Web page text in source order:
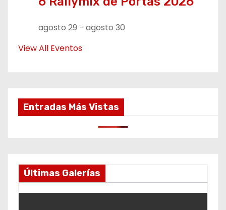
agosto 29 - agosto 30
View All Eventos
Entradas Más Vistas
Últimas Galerías